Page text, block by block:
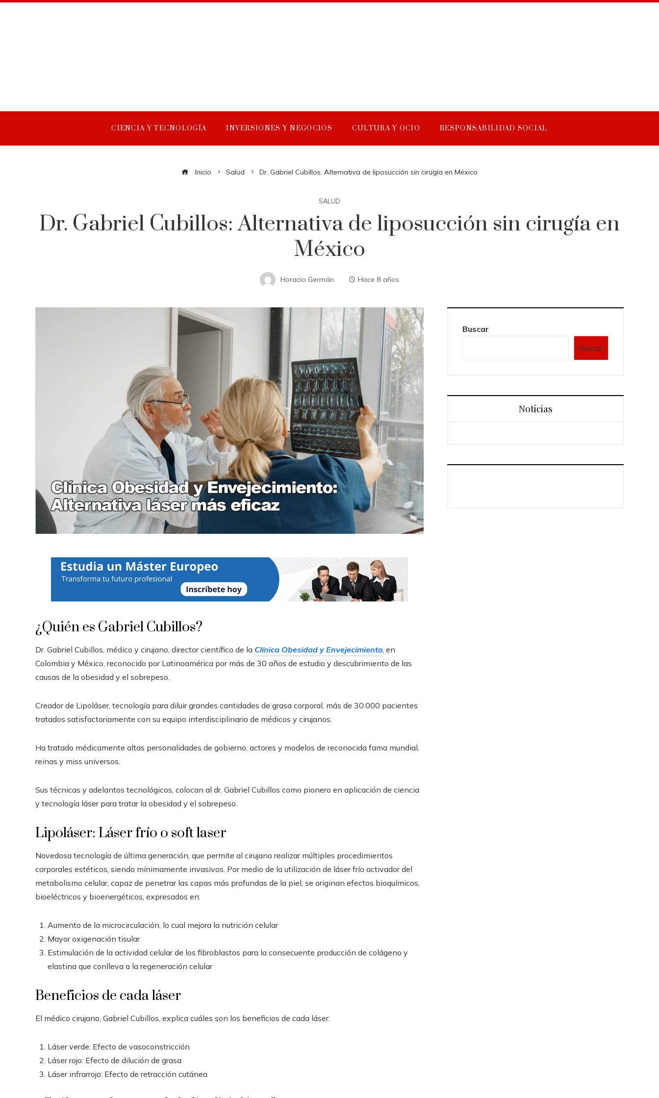
CIENCIA Y TECNOLOGÍA INVERSIONES Y NEGOCIOS CULTURA Y OCIO RESPONSABILIDAD SOCIAL
Inicio Salud Dr. Gabriel Cubillos: Alternativa de liposucción sin cirugía en México
SALUD
Dr. Gabriel Cubillos: Alternativa de liposucción sin cirugía en
México
Horacio Germán Hace 8 años
¿Quién es Gabriel Cubillos?
Dr. Gabriel Cubillos, médico y cirujano, director científico de la Clínica Obesidad y Envejecimiento , en
Colombia y México, reconocido por Latinoamérica por más de 30 años de estudio y descubrimiento de las
causas de la obesidad y el sobrepeso.
Creador de Lipoláser, tecnología para diluir grandes cantidades de grasa corporal, más de 30.000 pacientes
tratados satisfactoriamente con su equipo interdisciplinario de médicos y cirujanos.
Ha tratado médicamente altas personalidades de gobierno, actores y modelos de reconocida fama mundial,
reinas y miss universos.
Sus técnicas y adelantos tecnológicos, colocan al dr. Gabriel Cubillos como pionero en aplicación de ciencia
y tecnología láser para tratar la obesidad y el sobrepeso.
Lipoláser: Láser frío o soft laser
Novedosa tecnología de última generación, que permite al cirujano realizar múltiples procedimientos
corporales estéticos, siendo mínimamente invasivos. Por medio de la utilización de láser frío activador del
metabolismo celular, capaz de penetrar las capas más profundas de la piel, se originan efectos bioquímicos,
bioeléctricos y bioenergéticos, expresados en:
Aumento de la microcirculación, lo cual mejora la nutrición celular
Mayor oxigenación tisular
Estimulación de la actividad celular de los fibroblastos para la consecuente producción de colágeno y
elastina que conlleva a la regeneración celular
Beneficios de cada láser
El médico cirujano, Gabriel Cubillos, explica cuáles son los beneficios de cada láser:
Láser verde: Efecto de vasoconstricción
Láser rojo: Efecto de dilución de grasa
Láser infrarrojo: Efecto de retracción cutánea
Buscar
Buscar
Noticias